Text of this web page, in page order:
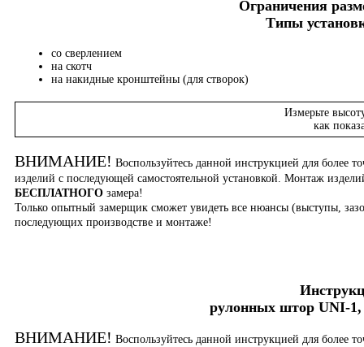
Ограничения
Типы
со сверлением
на скотч
на накидные кронштейны (для створок)
Измерьте
как
ВНИМАНИЕ! Воспользуйтесь данной инструкцией для более
изделий с последующей самостоятельной установкой. Монтаж
БЕСПЛАТНОГО замера!
Только опытный замерщик сможет увидеть все нюансы (выступы,
последующих производстве и монтаже!
рулонных штор UNI-
ВНИМАНИЕ! Воспользуйтесь данной инструкцией для более